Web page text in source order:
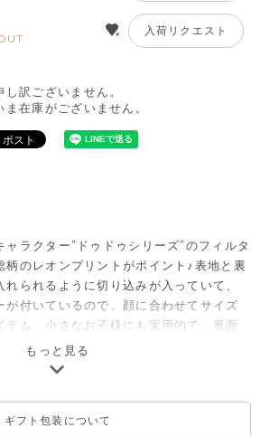
入荷リクエスト
し訳ございません。
ま在庫がございません。
ラクター”ドゥドゥシリーズ”のフィルタ
柄のレオンプリントがポイント♪表地と裏
られるように切り込みが入っていて、
が付いているので、顔に合わせてサイズ
テム。小さなお子様にも実用的で、裏面
で安心してご使用いただけます。
じらずに手洗い後、よく乾かしたタオ
もっと見る
ギフト包装について